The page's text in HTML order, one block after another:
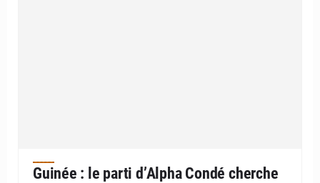
Guinée : le parti d’Alpha Condé cherche